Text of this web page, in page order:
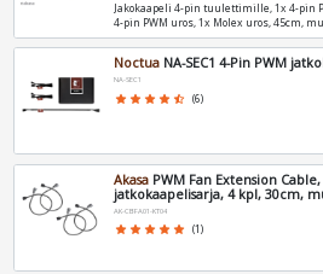
Jakokaapeli 4-pin tuulettimille, 1x 4-pin
4-pin PWM uros, 1x Molex uros, 45cm,
Noctua NA-SEC1 4-Pin PWM
NA-SEC1
star star star star star_half (6)
Akasa PWM Fan Extension Cable,
jatkokaapelisarja, 4 kpl, 30cm,
AK-CBFA01-KT04
star star star star star (1)